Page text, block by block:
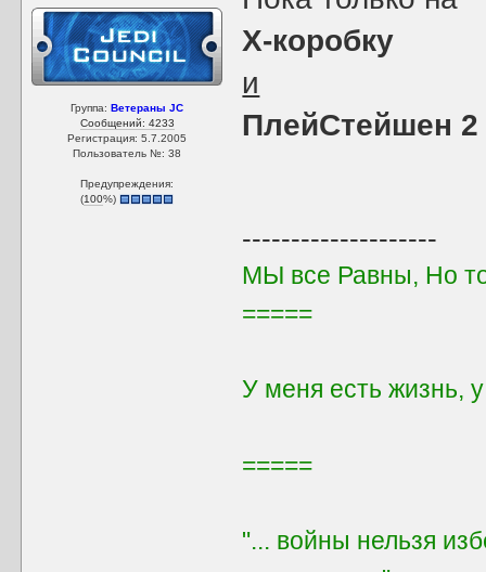
Группа:Ветераны JC
Сообщений: 4233
Регистрация: 5.7.2005
Пользователь №: 38
Предупреждения:
(100%)
Х-коробку
и
ПлейСтейшен 2
--------------------
МЫ все Равны, Но
=====
У меня есть жизнь,
=====
"... войны нельзя